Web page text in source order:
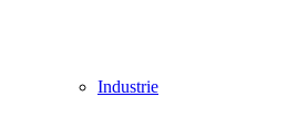
Industrie